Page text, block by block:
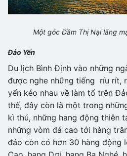
Một góc Đầm Thị Nại lãng
Đảo Yến
Du lịch Bình Định vào những
được nghe những tiếng ríu rít,
yến kéo nhau về làm tổ trên
thế, đây còn là một trong
kì thú, những hang động thiên
những vòm đá cao tới hàng
đảo còn có hơn 30 hàng động